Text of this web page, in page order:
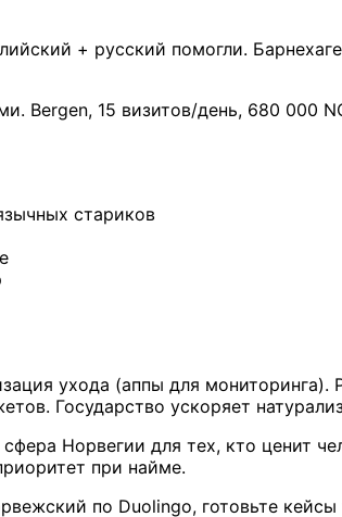
+ русский помогли.
Bergen, 15 визитов/день, 680 000
стариков
ухода (аппы для мониторинга).
Государство ускоряет
Норвегии для тех, кто ценит
при найме.
по Duolingo, готовьте